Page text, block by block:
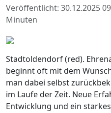
Veröffentlicht: 30.12.2025
Minuten
Stadtoldendorf (red).
beginnt oft mit dem
man dabei selbst
im Laufe der Zeit. Neue
Entwicklung und ein